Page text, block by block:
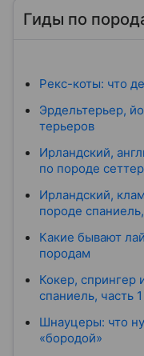
Гиды по
Рекс-коты: что
Эрдельтерьер,
терьеров
Ирландский,
по породе сеттер
Ирландский,
породе
Какие бывают
породам
Кокер, спрингер
спаниель, часть 1
Шнауцеры: что
«бородой»